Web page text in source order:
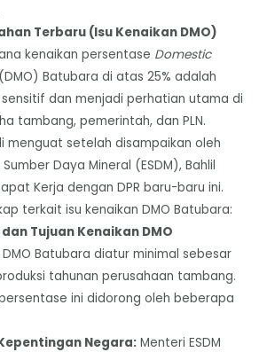
Terbaru (Isu Kenaikan DMO)
kenaikan persentase Domestic
(DMO) Batubara di atas 25% adalah
dan menjadi perhatian utama di
tambang, pemerintah, dan PLN.
menguat setelah disampaikan oleh
Daya Mineral (ESDM), Bahlil
Kerja dengan DPR baru-baru ini.
terkait isu kenaikan DMO Batubara:
Tujuan Kenaikan DMO
Batubara diatur minimal sebesar
tahunan perusahaan tambang.
ini didorong oleh beberapa
Negara: Menteri ESDM